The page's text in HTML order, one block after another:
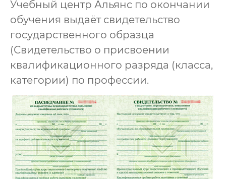
Учебный центр Альянс по окончании
обучения выдаёт свидетельство
государственного образца
(Свидетельство о присвоении
квалификационного разряда (класса,
категории) по профессии.